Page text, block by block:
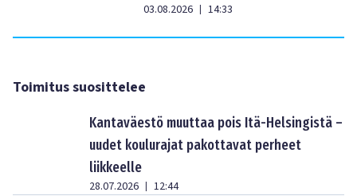
03.08.2026 | 14:33
Toimitus suosittelee
Kantaväestö muuttaa pois Itä-Helsingistä –
uudet koulurajat pakottavat perheet
liikkeelle
28.07.2026 | 12:44